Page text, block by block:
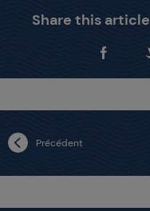
Share this article
Précédent